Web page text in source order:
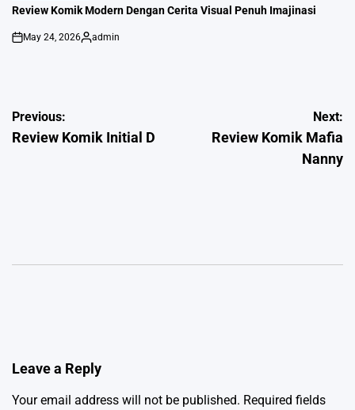
IN
Review Komik Modern Dengan Cerita Visual Penuh Imajinasi
on
May 24, 2026
Posted
admin
Post
navigation
Previous:
Review Komik Initial D
Next:
Review Komik Mafia
Nanny
Leave a Reply
Your email address will not be published. Required fields